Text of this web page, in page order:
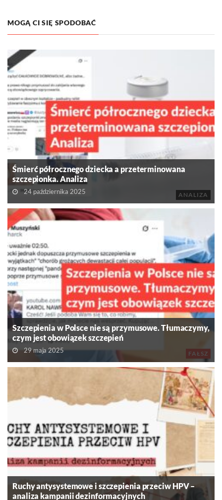
MOGĄ CI SIĘ SPODOBAĆ
ANALIZA
Śmierć półrocznego dziecka a przeterminowana
szczepionka. Analiza
24 października 2025
FAŁSZ
Szczepienia w Polsce nie są przymusowe. Tłumaczymy,
czym jest obowiązek szczepień
29 maja 2025
Ruchy antysystemowe i szczepienia przeciw HPV –
analiza kampanii dezinformacyjnych